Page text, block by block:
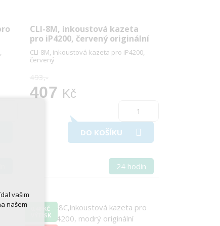
CLI-8M, inkoustová kazeta
pro iP4200, červený originální
CLI-8M, inkoustová kazeta pro iP4200,
červený
493,-
407 Kč
DO KOŠÍKU
24 hodin
0,48 KČ
VÝTISK
vašim
našem